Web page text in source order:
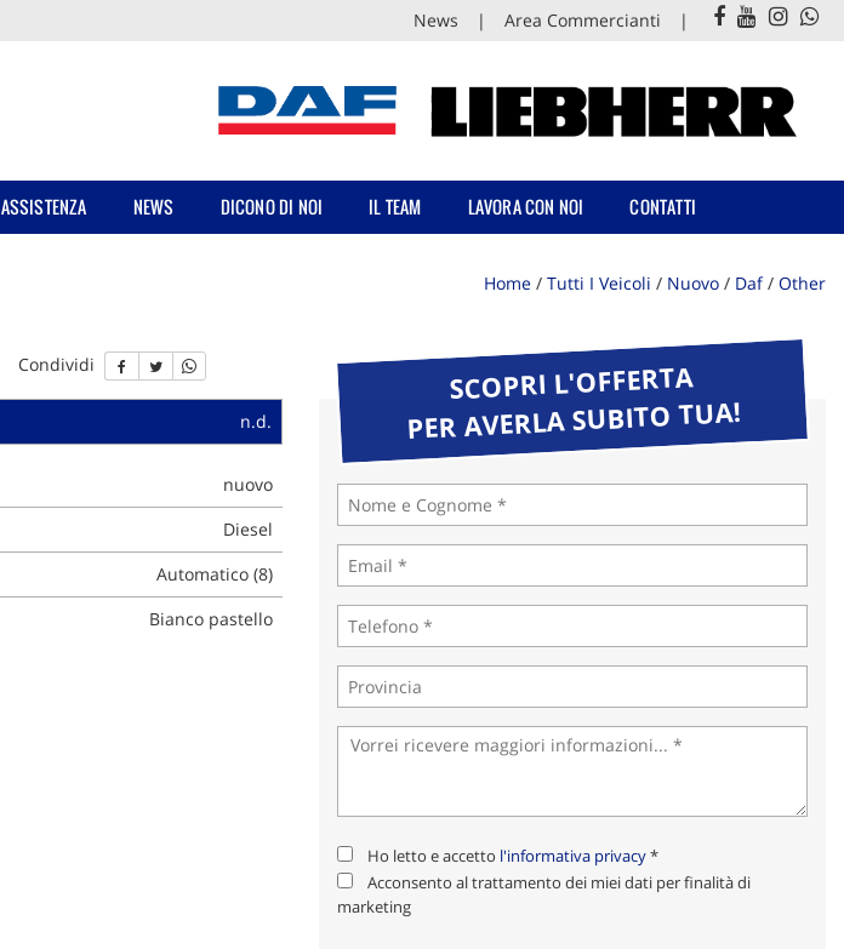
News Area Commercianti
ASSISTENZA NEWS DICONO DI NOI IL TEAM LAVORA CON NOI CONTATTI
Home / Tutti I Veicoli / Nuovo / Daf/ Other
Condividi
n.d.
nuovo
Diesel
Automatico (8)
Bianco pastello
SCOPRI L'OFFERTA
PER AVERLA SUBITO TUA!
Ho letto e accetto l'informativa privacy*
Acconsento al trattamento dei miei dati per finalità di
marketing